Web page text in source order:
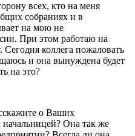
всех, кто на меня
собраниях и в
на мою не
При этом работаю на
Сегодня коллега пожаловать
и она вынуждена будет
на это?
о Ваших
Она так же